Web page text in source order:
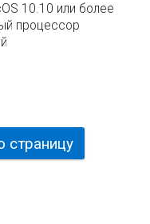
10.10 или более
процессор
страницу